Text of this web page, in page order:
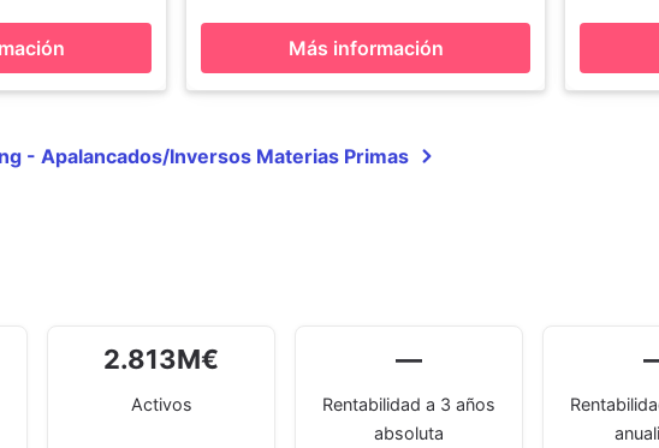
Más información
- Apalancados/Inversos Materias Primas
2.813M€
Activos
—
Rentabilidad a 3 años
absoluta